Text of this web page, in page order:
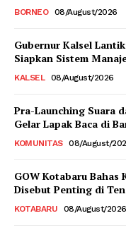
BORNEO 08/August/2026
Gubernur Kalsel
Siapkan Sistem
KALSEL 08/August/2026
Pra-Launching Suara
Gelar Lapak Baca di
KOMUNITAS 08/August/
GOW Kotabaru Bahas
Disebut Penting di
KOTABARU 08/August/2026